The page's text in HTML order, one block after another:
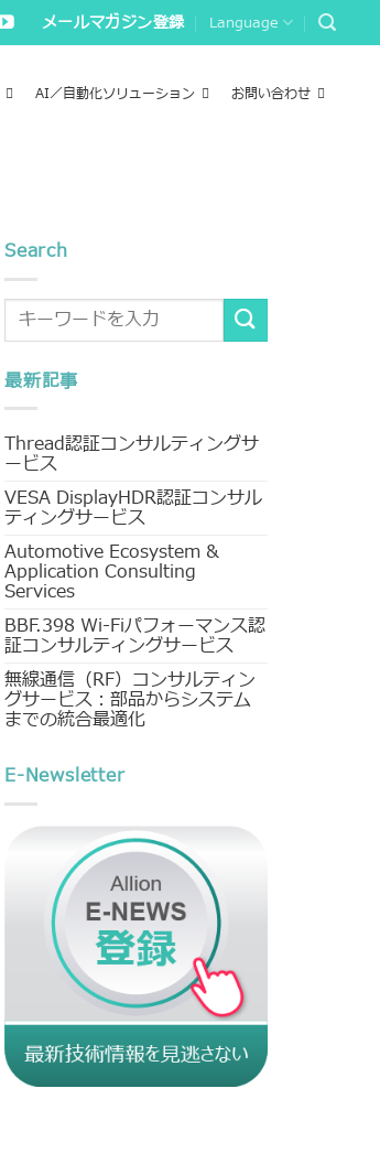
メールマガジン登録 Language
AI／自動化ソリューション お問い合わせ
Search
最新記事
Thread認証コンサルティングサ
ービス
VESA DisplayHDR認証コンサル
ティングサービス
Automotive Ecosystem &
Application Consulting
Services
BBF.398 Wi-Fiパフォーマンス認
証コンサルティングサービス
無線通信（RF）コンサルティン
グサービス：部品からシステム
までの統合最適化
E-Newsletter